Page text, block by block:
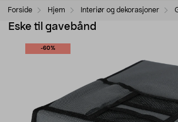
Forside Hjem Interiør og dekorasjoner
Eske til gavebånd
-60%